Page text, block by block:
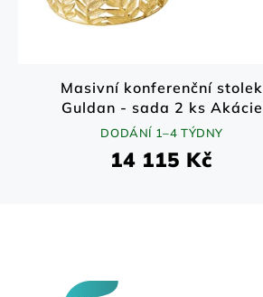
Masivní konferenční stolek
Guldan - sada 2 ks Akácie
70x70 cm
DODÁNÍ 1–4 TÝDNY
14 115 Kč